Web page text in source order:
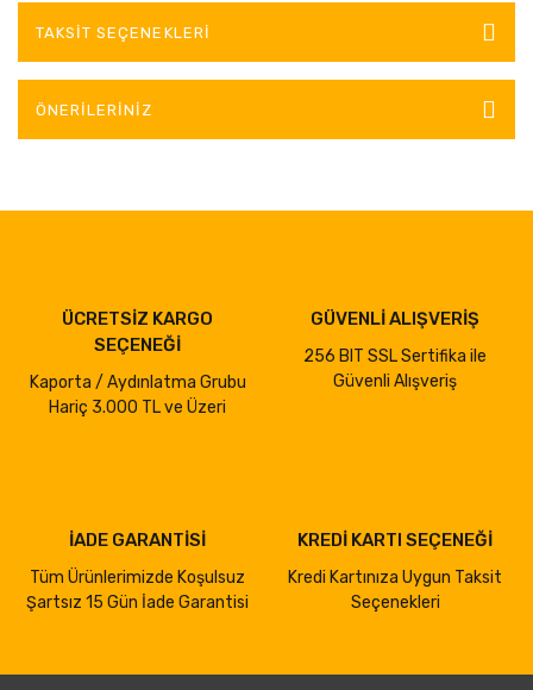
TAKSIT SEÇENEKLERI
ÖNERILERINIZ
ÜCRETSİZ KARGO
SEÇENEĞİ
Kaporta / Aydınlatma Grubu
Hariç 3.000 TL ve Üzeri
GÜVENLİ ALIŞVERİŞ
256 BIT SSL Sertifika ile
Güvenli Alışveriş
İADE GARANTİSİ
Tüm Ürünlerimizde Koşulsuz
Şartsız 15 Gün İade Garantisi
KREDİ KARTI SEÇENEĞİ
Kredi Kartınıza Uygun Taksit
Seçenekleri